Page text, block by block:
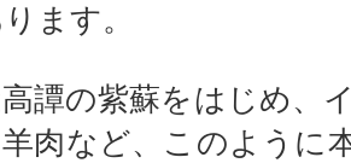
ます。
譚の紫蘇をはじめ、
肉など、このように